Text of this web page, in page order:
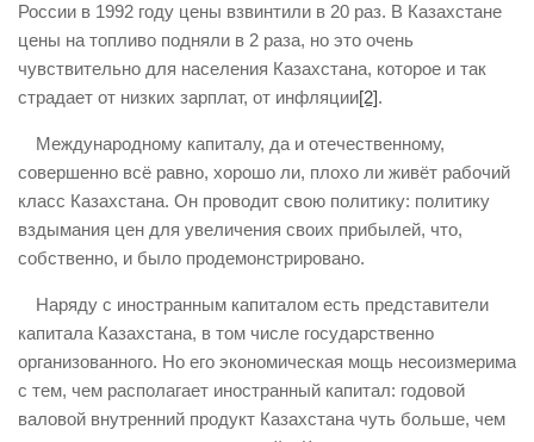
России в 1992 году цены взвинтили в 20 раз. В Казахстане
цены на топливо подняли в 2 раза, но это очень
чувствительно для населения Казахстана, которое и так
страдает от низких зарплат, от инфляции[2].
Международному капиталу, да и отечественному,
совершенно всё равно, хорошо ли, плохо ли живёт рабочий
класс Казахстана. Он проводит свою политику: политику
вздымания цен для увеличения своих прибылей, что,
собственно, и было продемонстрировано.
Наряду с иностранным капиталом есть представители
капитала Казахстана, в том числе государственно
организованного. Но его экономическая мощь несоизмерима
с тем, чем располагает иностранный капитал: годовой
валовой внутренний продукт Казахстана чуть больше, чем